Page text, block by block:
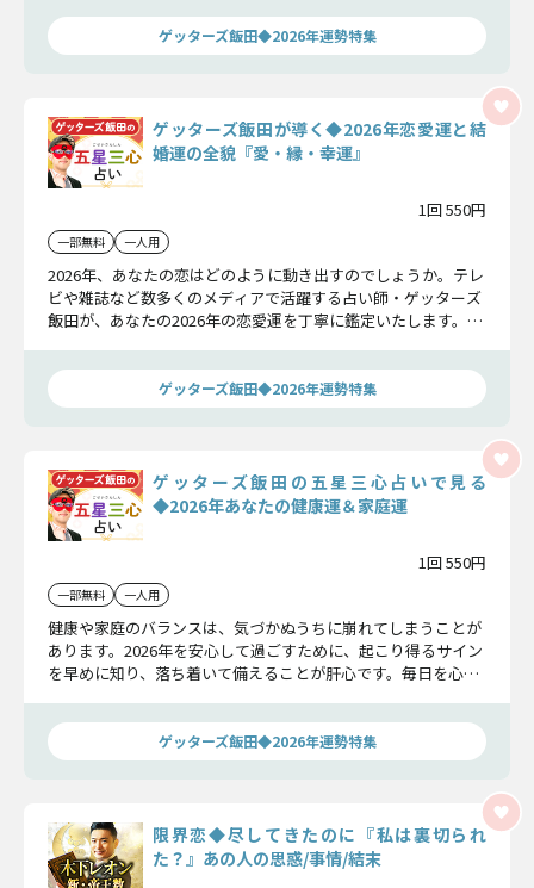
どを詳しくお伝えします。
ゲッターズ飯田◆2026年運勢特集
ゲッターズ飯田が導く◆2026年恋愛運と結
婚運の全貌『愛・縁・幸運』
1回 550円
一部無料 一人用
2026年、あなたの恋はどのように動き出すのでしょうか。テレ
ビや雑誌など数多くのメディアで活躍する占い師・ゲッターズ
飯田が、あなたの2026年の恋愛運を丁寧に鑑定いたします。恋
をお届けします。
ゲッターズ飯田◆2026年運勢特集
ゲッターズ飯田の五星三心占いで見る
◆2026年あなたの健康運＆家庭運
1回 550円
一部無料 一人用
健康や家庭のバランスは、気づかぬうちに崩れてしまうことが
あります。2026年を安心して過ごすために、起こり得るサイン
を早めに知り、落ち着いて備えることが肝心です。毎日を心地
スをお届けします。
ゲッターズ飯田◆2026年運勢特集
限界恋◆尽してきたのに『私は裏切られ
た？』あの人の思惑/事情/結末